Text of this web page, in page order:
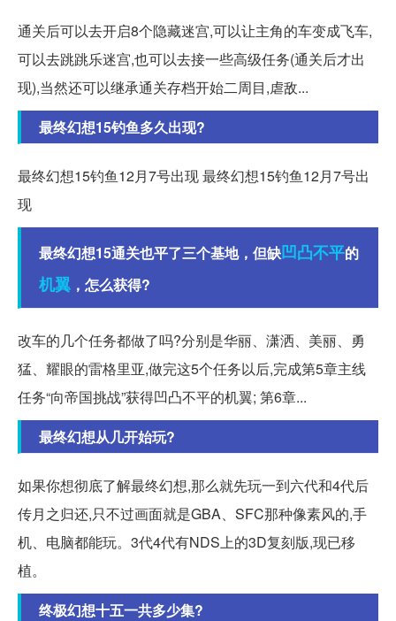
通关后可以去开启8个隐藏迷宫,可以让主角的车变成飞车,
可以去跳跳乐迷宫,也可以去接一些高级任务(通关后才出
现),当然还可以继承通关存档开始二周目,虐敌...
最终幻想15钓鱼多久出现?
最终幻想15钓鱼12月7号出现 最终幻想15钓鱼12月7号出
现
最终幻想15通关也平了三个基地，但缺凹凸不平的
机翼 ，怎么获得?
改车的几个任务都做了吗?分别是华丽、潇洒、美丽、勇
猛、耀眼的雷格里亚,做完这5个任务以后,完成第5章主线
任务“向帝国挑战”获得凹凸不平的机翼; 第6章...
最终幻想从几开始玩?
如果你想彻底了解最终幻想,那么就先玩一到六代和4代后
传月之归还,只不过画面就是GBA、SFC那种像素风的,手
机、电脑都能玩。3代4代有NDS上的3D复刻版,现已移
植。
终极幻想十五一共多少集?